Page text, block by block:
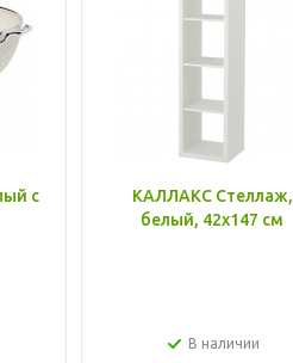
с
КАЛЛАКС Стеллаж,
белый, 42x147 см
В наличии